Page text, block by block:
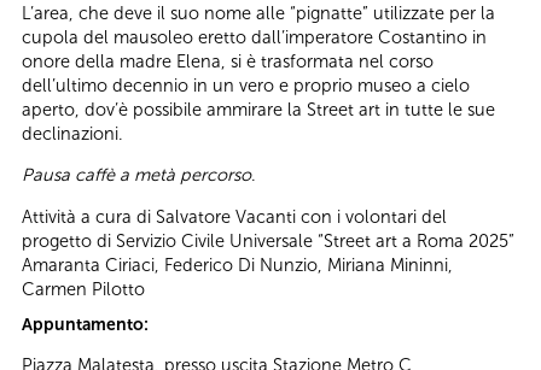
L’area, che deve il suo nome alle “pignatte” utilizzate per la
cupola del mausoleo eretto dall’imperatore Costantino in
onore della madre Elena, si è trasformata nel corso
dell’ultimo decennio in un vero e proprio museo a cielo
aperto, dov’è possibile ammirare la Street art in tutte le sue
declinazioni.
Pausa caffè a metà percorso.
Attività a cura di Salvatore Vacanti con i volontari del
progetto di Servizio Civile Universale “Street art a Roma 2025”
Amaranta Ciriaci, Federico Di Nunzio, Miriana Mininni,
Carmen Pilotto
Appuntamento:
Piazza Malatesta, presso uscita Stazione Metro C